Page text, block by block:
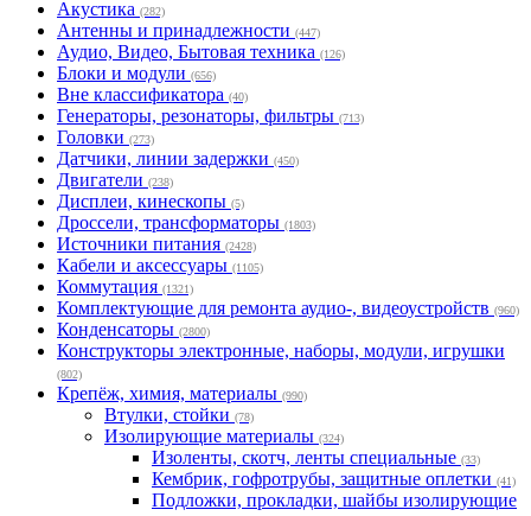
Акустика (282)
Антенны и принадлежности (447)
Аудио, Видео, Бытовая техника (126)
Блоки и модули (656)
Вне классификатора (40)
Генераторы, резонаторы, фильтры (713)
Головки (273)
Датчики, линии задержки (450)
Двигатели (238)
Дисплеи, кинескопы (5)
Дроссели, трансформаторы (1803)
Источники питания (2428)
Кабели и аксессуары (1105)
Коммутация (1321)
Комплектующие для ремонта аудио-, видеоустройств (960)
Конденсаторы (2800)
Конструкторы электронные, наборы, модули, игрушки
(802)
Крепёж, химия, материалы (990)
Втулки, стойки (78)
Изолирующие материалы (324)
Изоленты, скотч, ленты специальные (33)
Кембрик, гофротрубы, защитные оплетки (41)
Подложки, прокладки, шайбы изолирующие